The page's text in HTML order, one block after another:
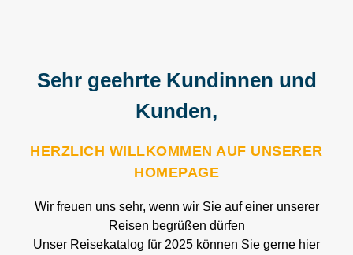
Sehr geehrte Kundinnen und
Kunden,
HERZLICH WILLKOMMEN AUF UNSERER
HOMEPAGE
Wir freuen uns sehr, wenn wir Sie auf einer unserer
Reisen begrüßen dürfen
Unser Reisekatalog für 2025 können Sie gerne hier